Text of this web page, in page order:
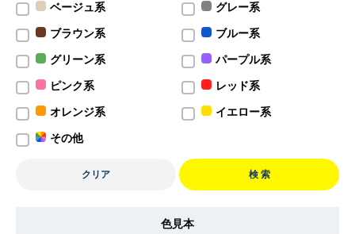
ベージュ系 グレー系
ブラウン系 ブルー系
グリーン系 パープル系
ピンク系 レッド系
オレンジ系 イエロー系
その他
クリア 検 索
色見本